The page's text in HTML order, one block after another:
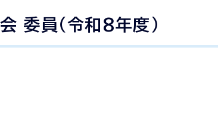
委員（令和8年度）